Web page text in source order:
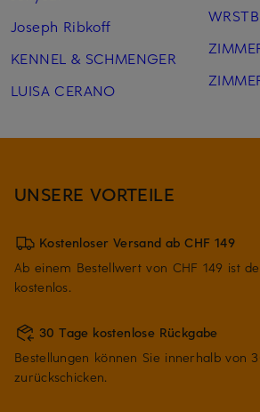
Joseph Ribkoff
KENNEL & SCHMENGER
LUISA CERANO
UNSERE VORTEILE
Kostenloser Versand ab CHF 149
Ab einem Bestellwert von CHF 149 ist
kostenlos.
30 Tage kostenlose Rückgabe
Bestellungen können Sie innerhalb von
zurückschicken.